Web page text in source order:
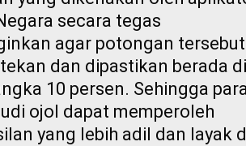
secara tegas
agar potongan tersebut
dan dipastikan berada di
10 persen. Sehingga
ojol dapat memperoleh
yang lebih adil dan layak